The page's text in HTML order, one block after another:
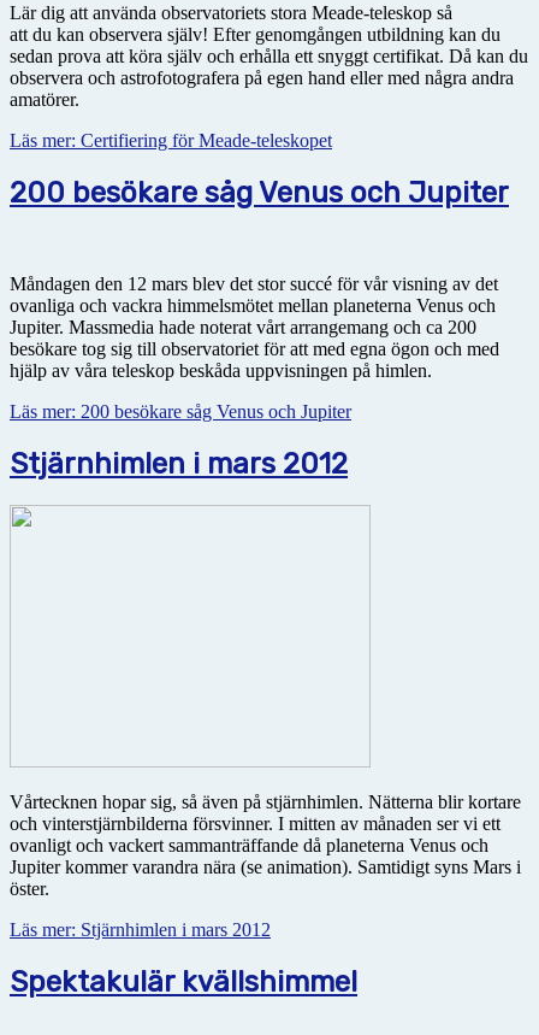
Lär dig att använda observatoriets stora Meade-teleskop så
att du kan observera själv! Efter genomgången utbildning kan du
sedan prova att köra själv och erhålla ett snyggt certifikat. Då kan du
observera och astrofotografera på egen hand eller med några andra
amatörer.
Läs mer: Certifiering för Meade-teleskopet
200 besökare såg Venus och Jupiter
Måndagen den 12 mars blev det stor succé för vår visning av det
ovanliga och vackra himmelsmötet mellan planeterna Venus och
Jupiter. Massmedia hade noterat vårt arrangemang och ca 200
besökare tog sig till observatoriet för att med egna ögon och med
hjälp av våra teleskop beskåda uppvisningen på himlen.
Läs mer: 200 besökare såg Venus och Jupiter
Stjärnhimlen i mars 2012
Vårtecknen hopar sig, så även på stjärnhimlen. Nätterna blir kortare
och vinterstjärnbilderna försvinner. I mitten av månaden ser vi ett
ovanligt och vackert sammanträffande då planeterna Venus och
Jupiter kommer varandra nära (se animation). Samtidigt syns Mars i
öster.
Läs mer: Stjärnhimlen i mars 2012
Spektakulär kvällshimmel